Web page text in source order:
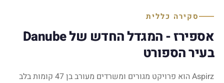
סקירה כללית
אספירז - המגדל החדש של Danube
בעיר הספורט
Aspirz הוא פרויקט מגורים ומשרדים מעורב בן 47 קומות בלב